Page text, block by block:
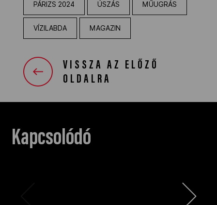
PÁRIZS 2024 ÚSZÁS MŰUGRÁS
VÍZILABDA MAGAZIN
VISSZA AZ ELŐZŐ
OLDALRA
Kapcsolódó